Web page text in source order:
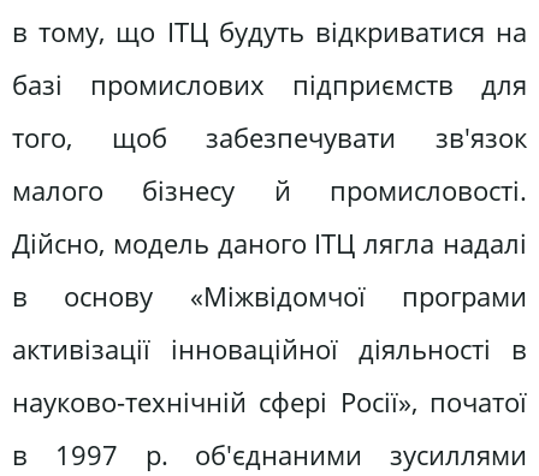
в тому, що ІТЦ будуть відкриватися на
базі промислових підприємств для
того, щоб забезпечувати зв'язок
малого бізнесу й промисловості.
Дійсно, модель даного ІТЦ лягла надалі
в основу «Міжвідомчої програми
активізації інноваційної діяльності в
науково-технічній сфері Росії», початої
в 1997 р. об'єднаними зусиллями